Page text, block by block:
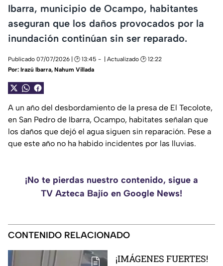
Ibarra, municipio de Ocampo, habitantes
aseguran que los daños provocados por la
inundación continúan sin ser reparado.
Publicado 07/07/2026 | 🕑 13:45
| Actualizado 🕑 12:22
Por: Irazú Ibarra, Nahum Villada
A un año del desbordamiento de la presa de El Tecolote,
en San Pedro de Ibarra, Ocampo, habitates señalan que
los daños que dejó el agua siguen sin reparación. Pese a
que este año no ha habido incidentes por las lluvias.
¡No te pierdas nuestro contenido, sigue a
TV Azteca Bajío en Google News!
CONTENIDO RELACIONADO
¡IMÁGENES FUERTES!